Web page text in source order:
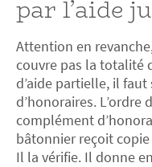
par l’aide
Attention en
couvre pas la totalité
d’aide partielle, il
d’honoraires.
complément
bâtonnier reçoit
Il la vérifie. Il donne